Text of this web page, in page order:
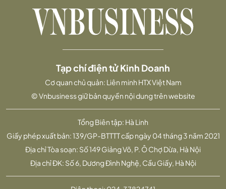
Tổng Biên tập: Hà Linh
Giấy phép xuất bản: 139/GP-BTTTT cấp ngày 04 tháng 3 năm 2021
Địa chỉ Tòa soạn: Số 149 Giảng Võ, P. Ô Chợ Dừa, Hà Nội
Địa chỉ ĐK: Số 6, Dương Đình Nghệ, Cầu Giấy, Hà Nội
Tạp chí điện tử Kinh Doanh
Cơ quan chủ quản: Liên minh HTX Việt Nam
© Vnbusiness giữ bản quyền nội dung trên website